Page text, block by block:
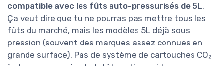
compatible avec les fûts auto-pressurisés de 5L.
Ça veut dire que tu ne pourras pas mettre tous les
fûts du marché, mais les modèles 5L déjà sous
pression (souvent des marques assez connues en
grande surface). Pas de système de cartouches CO₂